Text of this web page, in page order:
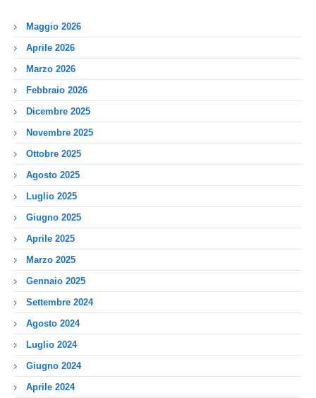
Maggio 2026
Aprile 2026
Marzo 2026
Febbraio 2026
Dicembre 2025
Novembre 2025
Ottobre 2025
Agosto 2025
Luglio 2025
Giugno 2025
Aprile 2025
Marzo 2025
Gennaio 2025
Settembre 2024
Agosto 2024
Luglio 2024
Giugno 2024
Aprile 2024